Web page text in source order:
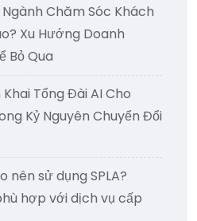
Chăm Sóc Khách
Xu Hướng Doanh
Bỏ Qua
Tổng Đài AI Cho
Kỷ Nguyên Chuyển Đổi
nên sử dụng SPLA?
hợp với dịch vụ cấp